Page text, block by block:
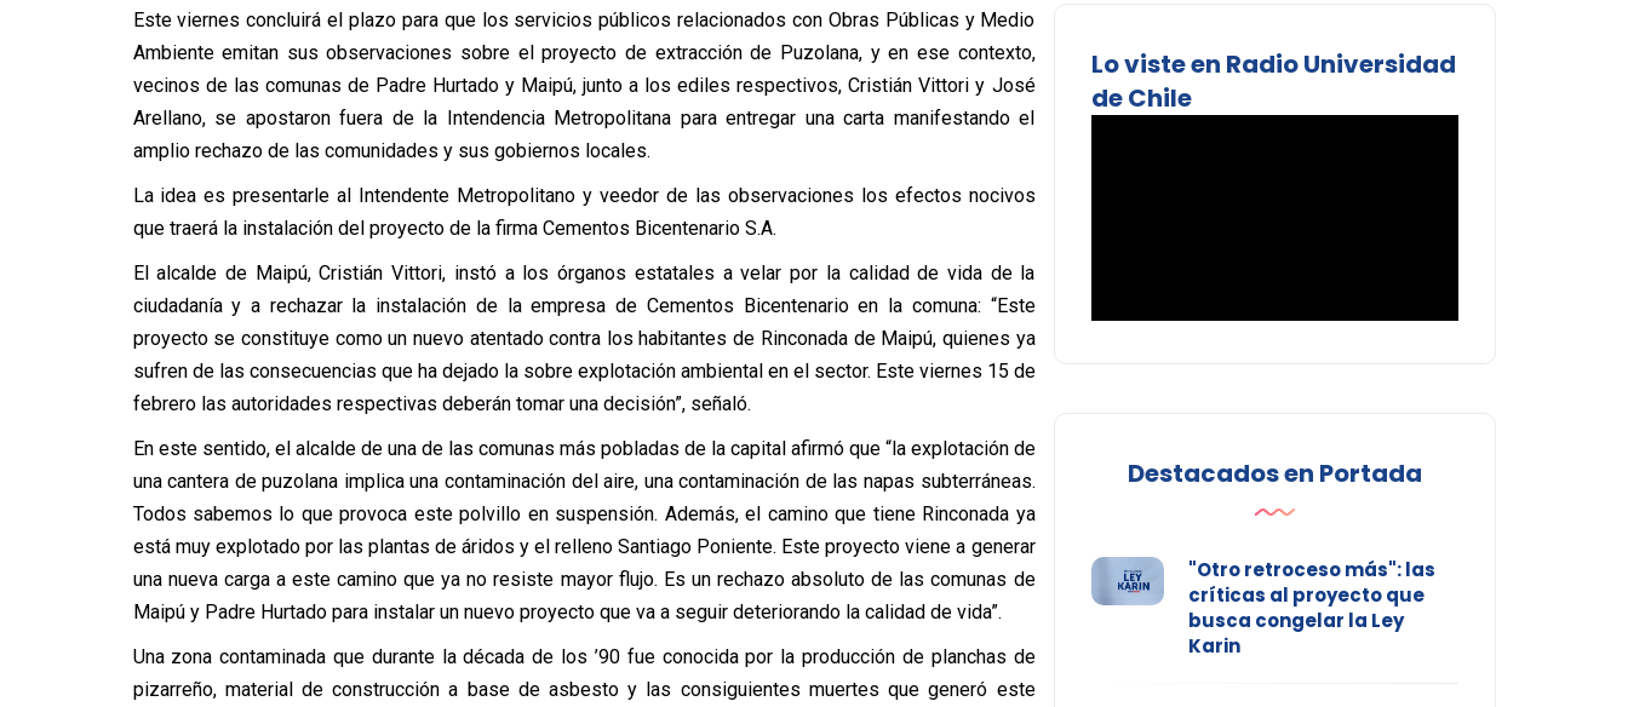
Este viernes concluirá el plazo para que los servicios públicos relacionados con Obras Públicas y Medio
Ambiente emitan sus observaciones sobre el proyecto de extracción de Puzolana, y en ese contexto,
vecinos de las comunas de Padre Hurtado y Maipú, junto a los ediles respectivos, Cristián Vittori y José
Arellano, se apostaron fuera de la Intendencia Metropolitana para entregar una carta manifestando el
amplio rechazo de las comunidades y sus gobiernos locales.
La idea es presentarle al Intendente Metropolitano y veedor de las observaciones los efectos nocivos
que traerá la instalación del proyecto de la firma Cementos Bicentenario S.A.
El alcalde de Maipú, Cristián Vittori, instó a los órganos estatales a velar por la calidad de vida de la
ciudadanía y a rechazar la instalación de la empresa de Cementos Bicentenario en la comuna: “Este
proyecto se constituye como un nuevo atentado contra los habitantes de Rinconada de Maipú, quienes ya
sufren de las consecuencias que ha dejado la sobre explotación ambiental en el sector. Este viernes 15 de
febrero las autoridades respectivas deberán tomar una decisión”, señaló.
En este sentido, el alcalde de una de las comunas más pobladas de la capital afirmó que “la explotación de
una cantera de puzolana implica una contaminación del aire, una contaminación de las napas subterráneas.
Todos sabemos lo que provoca este polvillo en suspensión. Además, el camino que tiene Rinconada ya
está muy explotado por las plantas de áridos y el relleno Santiago Poniente. Este proyecto viene a generar
una nueva carga a este camino que ya no resiste mayor flujo. Es un rechazo absoluto de las comunas de
Maipú y Padre Hurtado para instalar un nuevo proyecto que va a seguir deteriorando la calidad de vida”.
Una zona contaminada que durante la década de los ’90 fue conocida por la producción de planchas de
pizarreño, material de construcción a base de asbesto y las consiguientes muertes que generó este
Lo viste en Radio Universidad
de Chile
Destacados en Portada
"Otro retroceso más": las
críticas al proyecto que
busca congelar la Ley
Karin